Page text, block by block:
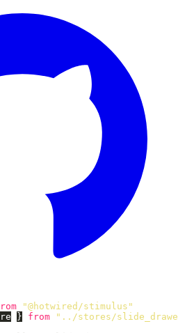
"@hotwired/stimulus "
} from " ../stores/